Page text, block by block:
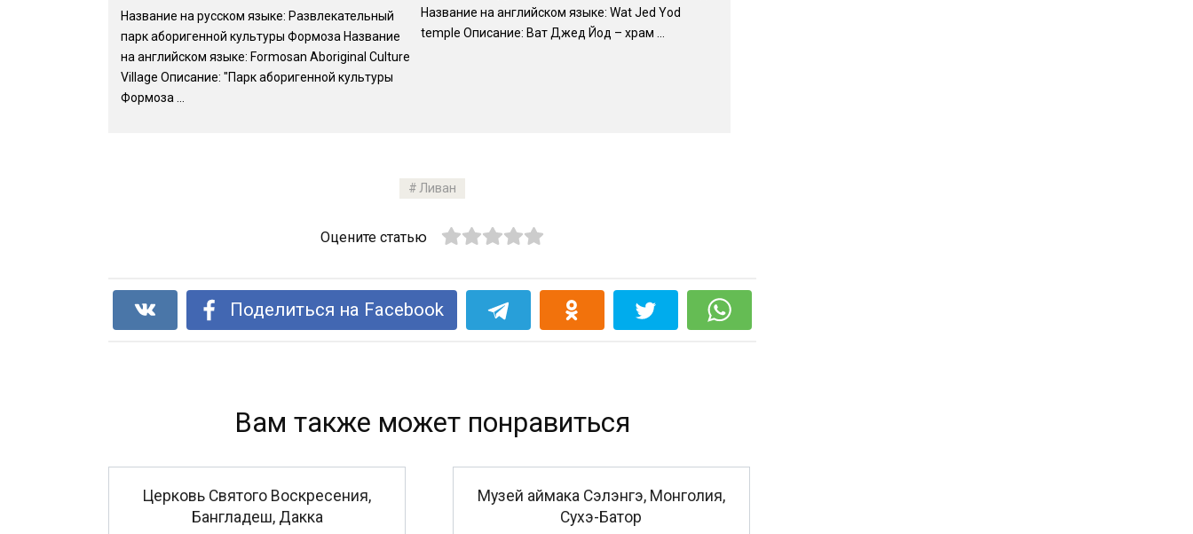
Название на русском языке: Развлекательный
парк аборигенной культуры Формоза Название
на английском языке: Formosan Aboriginal Culture
Village Описание: "Парк аборигенной культуры
Формоза ...
Название на английском языке: Wat Jed Yod
temple Описание: Ват Джед Йод – храм ...
Ливан
Оцените статью
Поделиться на Facebook
Вам также может понравиться
Церковь Святого Воскресения,
Бангладеш, Дакка
Музей аймака Сэлэнгэ, Монголия,
Сухэ-Батор